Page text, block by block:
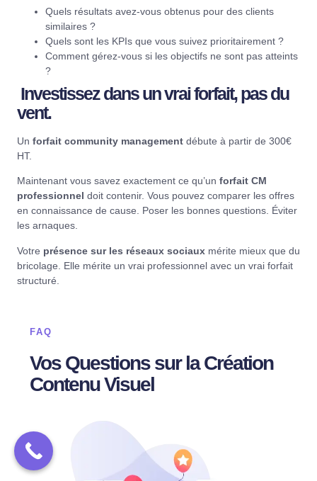
Quels résultats avez-vous obtenus pour des clients
similaires ?
Quels sont les KPIs que vous suivez prioritairement ?
Comment gérez-vous si les objectifs ne sont pas atteints
?
Investissez dans un vrai forfait, pas du
vent.
Un forfait community management débute à partir de 300€
HT.
Maintenant vous savez exactement ce qu’un forfait CM
professionnel doit contenir. Vous pouvez comparer les offres
en connaissance de cause. Poser les bonnes questions. Éviter
les arnaques.
Votre présence sur les réseaux sociaux mérite mieux que du
bricolage. Elle mérite un vrai professionnel avec un vrai forfait
structuré.
FAQ
Vos Questions sur la Création
Contenu Visuel